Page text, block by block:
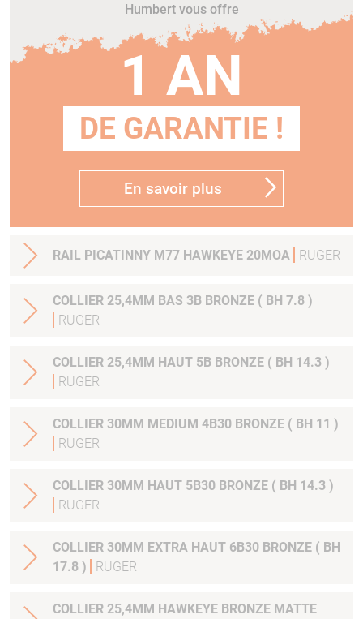
Humbert vous offre
1 AN
DE GARANTIE !
En savoir plus
RAIL PICATINNY M77 HAWKEYE 20MOA RUGER
COLLIER 25,4MM BAS 3B BRONZE ( BH 7.8 )
RUGER
COLLIER 25,4MM HAUT 5B BRONZE ( BH 14.3 )
RUGER
COLLIER 30MM MEDIUM 4B30 BRONZE ( BH 11 )
RUGER
COLLIER 30MM HAUT 5B30 BRONZE ( BH 14.3 )
RUGER
COLLIER 30MM EXTRA HAUT 6B30 BRONZE ( BH
17.8 )
RUGER
COLLIER 25,4MM HAWKEYE BRONZE MATTE